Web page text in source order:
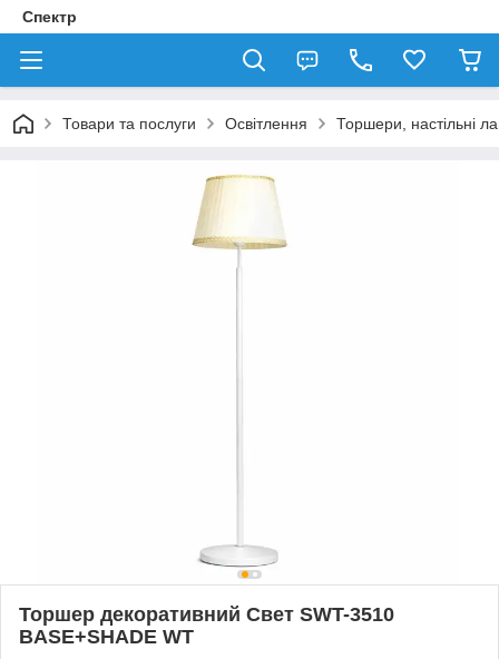
Спектр
Товари та послуги Освітлення Торшери, настільні
Торшер декоративний Свет SWT-3510
BASE+SHADE WT